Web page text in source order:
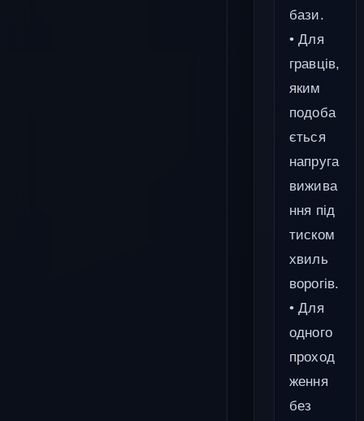
бази.
• Для
гравців,
яким
подоба
ється
напруга
вижива
ння під
тиском
хвиль
ворогів.
• Для
одного
проход
ження
без